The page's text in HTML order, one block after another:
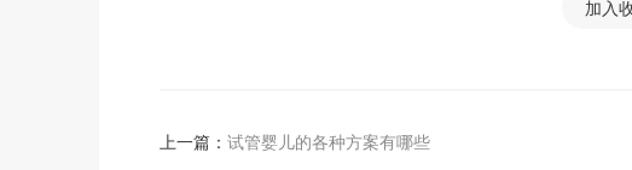
加入
上一篇： 试管婴儿的各种方案有哪些